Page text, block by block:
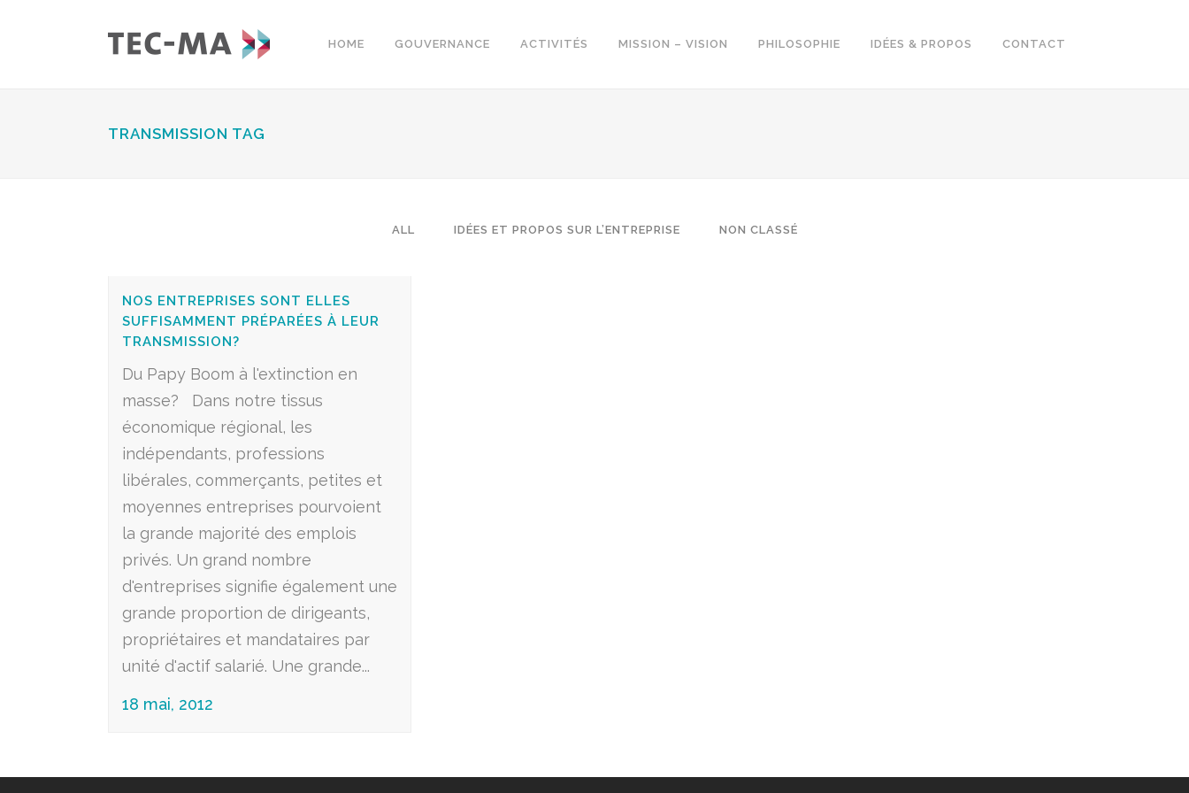
HOME GOUVERNANCE ACTIVITÉS MISSION – VISION PHILOSOPHIE IDÉES & PROPOS CONTACT
TRANSMISSION TAG
ALL IDÉES ET PROPOS SUR L’ENTREPRISE NON CLASSÉ
NOS ENTREPRISES SONT ELLES
SUFFISAMMENT PRÉPARÉES À LEUR
TRANSMISSION?
Du Papy Boom à l'extinction en
masse? Dans notre tissus
économique régional, les
indépendants, professions
libérales, commerçants, petites et
moyennes entreprises pourvoient
la grande majorité des emplois
privés. Un grand nombre
d'entreprises signifie également une
grande proportion de dirigeants,
propriétaires et mandataires par
unité d'actif salarié. Une grande...
18 mai, 2012